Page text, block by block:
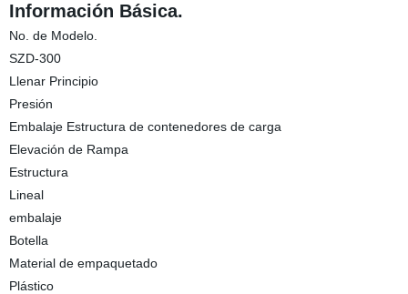
Información Básica.
No. de Modelo.
SZD-300
Llenar Principio
Presión
Embalaje Estructura de contenedores de carga
Elevación de Rampa
Estructura
Lineal
embalaje
Botella
Material de empaquetado
Plástico